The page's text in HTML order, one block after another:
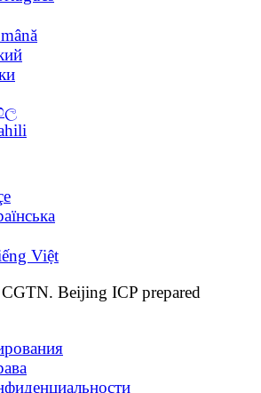
Việt
Beijing ICP prepared